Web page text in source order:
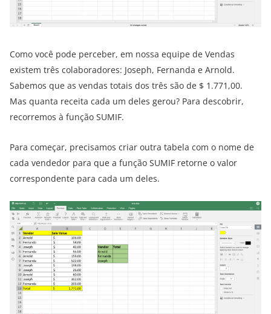
Como você pode perceber, em nossa equipe de Vendas
existem três colaboradores: Joseph, Fernanda e Arnold.
Sabemos que as vendas totais dos três são de $ 1.771,00.
Mas quanta receita cada um deles gerou? Para descobrir,
recorremos à função SUMIF.
Para começar, precisamos criar outra tabela com o nome de
cada vendedor para que a função SUMIF retorne o valor
correspondente para cada um deles.